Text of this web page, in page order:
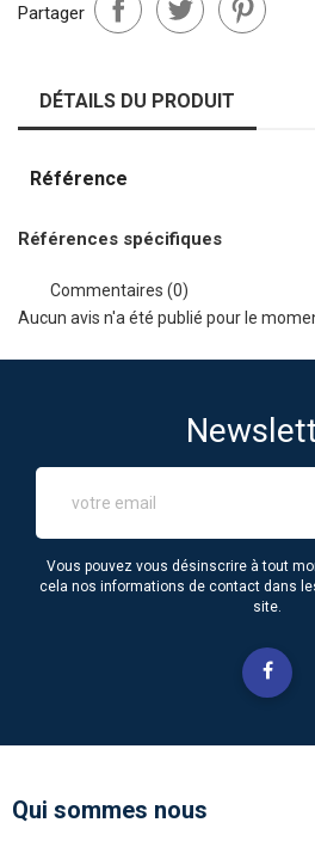
Partager
DÉTAILS DU PRODUIT
Référence
Références spécifiques
Commentaires (0)
Aucun avis n'a été publié pour le
Vous pouvez vous désinscrire à tout
cela nos informations de contact dans
site.
Qui sommes nous